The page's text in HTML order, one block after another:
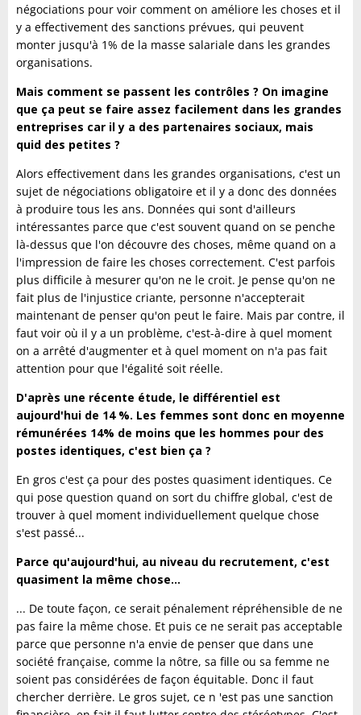
négociations pour voir comment on améliore les choses et il
y a effectivement des sanctions prévues, qui peuvent
monter jusqu'à 1% de la masse salariale dans les grandes
organisations.
Mais comment se passent les contrôles ? On imagine
que ça peut se faire assez facilement dans les grandes
entreprises car il y a des partenaires sociaux, mais
quid des petites ?
Alors effectivement dans les grandes organisations, c'est un
sujet de négociations obligatoire et il y a donc des données
à produire tous les ans. Données qui sont d'ailleurs
intéressantes parce que c'est souvent quand on se penche
là-dessus que l'on découvre des choses, même quand on a
l'impression de faire les choses correctement. C'est parfois
plus difficile à mesurer qu'on ne le croit. Je pense qu'on ne
fait plus de l'injustice criante, personne n'accepterait
maintenant de penser qu'on peut le faire. Mais par contre, il
faut voir où il y a un problème, c'est-à-dire à quel moment
on a arrêté d'augmenter et à quel moment on n'a pas fait
attention pour que l'égalité soit réelle.
D'après une récente étude, le différentiel est
aujourd'hui de 14 %. Les femmes sont donc en moyenne
rémunérées 14% de moins que les hommes pour des
postes identiques, c'est bien ça ?
En gros c'est ça pour des postes quasiment identiques. Ce
qui pose question quand on sort du chiffre global, c'est de
trouver à quel moment individuellement quelque chose
s'est passé...
Parce qu'aujourd'hui, au niveau du recrutement, c'est
quasiment la même chose...
... De toute façon, ce serait pénalement répréhensible de ne
pas faire la même chose. Et puis ce ne serait pas acceptable
parce que personne n'a envie de penser que dans une
société française, comme la nôtre, sa fille ou sa femme ne
soient pas considérées de façon équitable. Donc il faut
chercher derrière. Le gros sujet, ce n 'est pas une sanction